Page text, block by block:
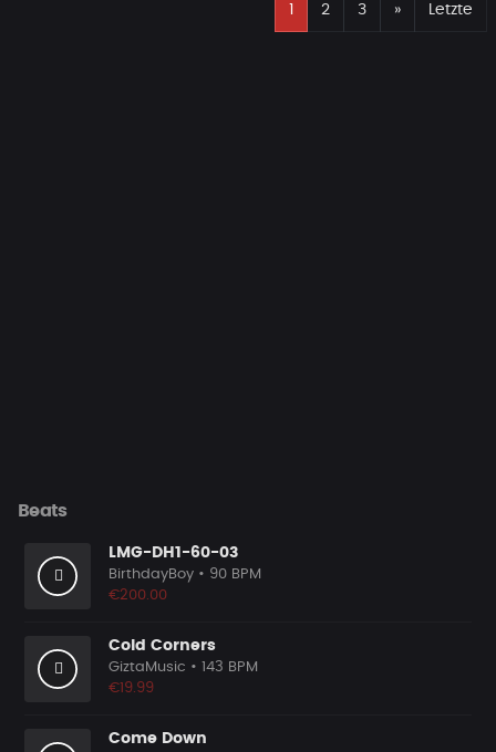
2 3 »Nächste
Letzte
Beats
LMG-DH1-60-03
BirthdayBoy • 90 BPM
€200.00
Cold Corners
GiztaMusic • 143 BPM
€19.99
Come Down